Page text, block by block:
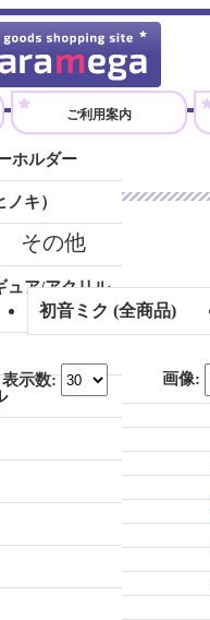
ホルダー
キ）
ュア/アクリル
ご利用案内
その他
初音ミク (全商品)
表示数: 画像: